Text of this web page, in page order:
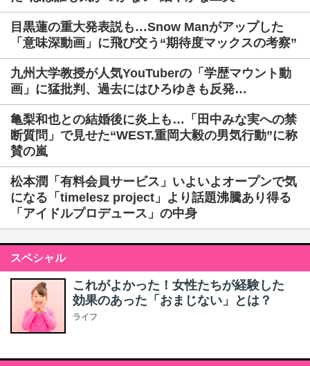
目黒蓮の重大発表説も…Snow Manがアップした
「意味深動画」に飛び交う“期待度マックスの考察”
九州大学教授が人気YouTuberの「学歴マウント動
画」に猛批判、過去にはひろゆきも反発…
亀梨和也との結婚後に炎上も…「田中みな実への禁
断質問」で見せた“WEST.重岡大毅の男気行動”に称
賛の嵐
松本潤「有料会員サービス」いよいよオープンで気
になる「timelesz project」より話題沸騰あり得る
「アイドルプロデュース」の中身
スペシャル
これがよかった！女性たちが経験した
効果のあった「おまじない」とは？
ライフ